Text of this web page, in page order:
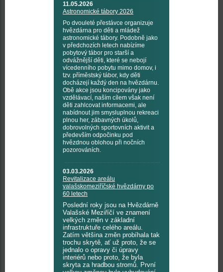
11.05.2026
Astronomické tábory 2026
Po dvouleté přestávce organizuje
hvězdárna pro děti a mládež
astronomické tábory. Podobně jako
v předchozích letech nabízíme
pobytový tábor pro starší a
odvážnější děti, které se nebojí
vícedenního pobytu mimo domov, i
tzv. příměstský tábor, kdy děti
docházejí každý den na hvězdárnu.
Obě akce jsou koncipovány jako
vzdělávací, naším cílem však není
děti zahlcovat informacemi, ale
nabídnout jim smysluplnou rekreaci
plnou her, zábavných úkolů,
dobrovolných sportovních aktivit a
především odpočinku pod
hvězdnou oblohou při nočních
pozorováních.
03.03.2026
Revitalizace areálu
valašskomeziříčské hvězdárny po
60 letech
Poslední roky jsou na Hvězdárně
Valašské Meziříčí ve znamení
velkých změn v základní
infrastruktuře celého areálu.
Zatím většina změn probíhala tak
trochu skrytě, ať už proto, že se
jednalo o opravy či úpravy
interiérů nebo proto, že byla
skryta za hradbou stromů. První